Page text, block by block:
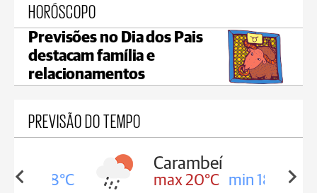
HORÓSCOPO
Previsões no Dia dos Pais
destacam família e
relacionamentos
PREVISÃO DO TEMPO
18°C
Carambeí
max 20°C min 18°C